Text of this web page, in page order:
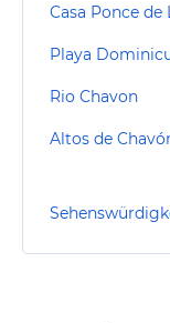
Casa Ponce de
Playa
Rio Chavon
Altos de